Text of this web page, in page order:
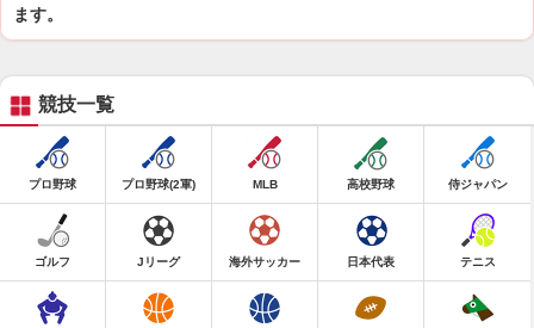
ます。
競技一覧
プロ野球 プロ野球(2軍) MLB 高校野球 侍ジャパン
ゴルフ Jリーグ 海外サッカー 日本代表 テニス